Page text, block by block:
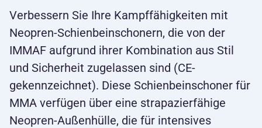
Verbessern Sie Ihre Kampffähigkeiten mit
Neopren-Schienbeinschonern, die von der
IMMAF aufgrund ihrer Kombination aus Stil
und Sicherheit zugelassen sind (CE-
gekennzeichnet). Diese Schienbeinschoner für
MMA verfügen über eine strapazierfähige
Neopren-Außenhülle, die für intensives